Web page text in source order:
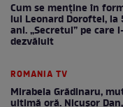
Cum se menţine în
lui Leonard Doroftei, la
ani. „Secretul” pe care
dezvăluit
ROMANIA TV
Mirabela Grădinaru, mutare de